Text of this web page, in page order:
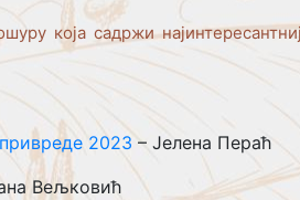
која садржи
2023– Јелена Пераћ
Вељковић